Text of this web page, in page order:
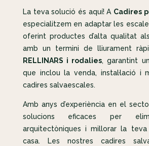
La teva solució és aquí! A Cadires
especialitzem en adaptar les
oferint productes d’alta qualitat
amb un termini de lliurament
RELLINARS i rodalies, garantint
que inclou la venda, instal·lació i
cadires salvaescales.
Amb anys d’experiència en el
solucions eficaces per
arquitectòniques i millorar la
casa. Les nostres cadires